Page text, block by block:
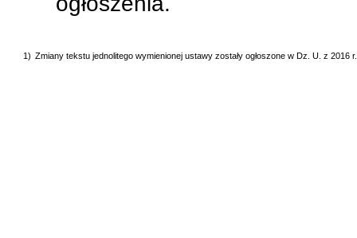
1) Zmiany tekstu jednolitego wymienionej ustawy zostały ogłoszone w Dz. U. z